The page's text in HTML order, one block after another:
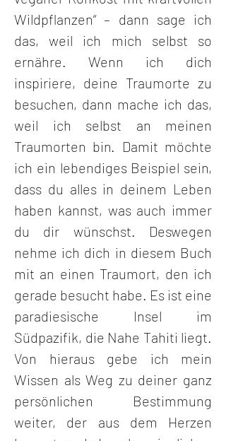
Wildpflanzen“ – dann sage ich
das, weil ich mich selbst so
ernähre. Wenn ich dich
inspiriere, deine Traumorte zu
besuchen, dann mache ich das,
weil ich selbst an meinen
Traumorten bin. Damit möchte
ich ein lebendiges Beispiel sein,
dass du alles in deinem Leben
haben kannst, was auch immer
du dir wünschst. Deswegen
nehme ich dich in diesem Buch
mit an einen Traumort, den ich
gerade besucht habe. Es ist eine
paradiesische Insel im
Südpazifik, die Nahe Tahiti liegt.
Von hieraus gebe ich mein
Wissen als Weg zu deiner ganz
persönlichen Bestimmung
weiter, der aus dem Herzen